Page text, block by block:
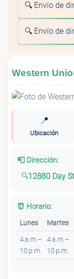
🔍 Envío de
🔍 Envío de
Western
📍
Ubicación
📮 Dirección:
12880 Day
⏰ Horario:
Lunes Martes
4 a.m.–
10 p.m.
4 a.m.–
10 p.m.